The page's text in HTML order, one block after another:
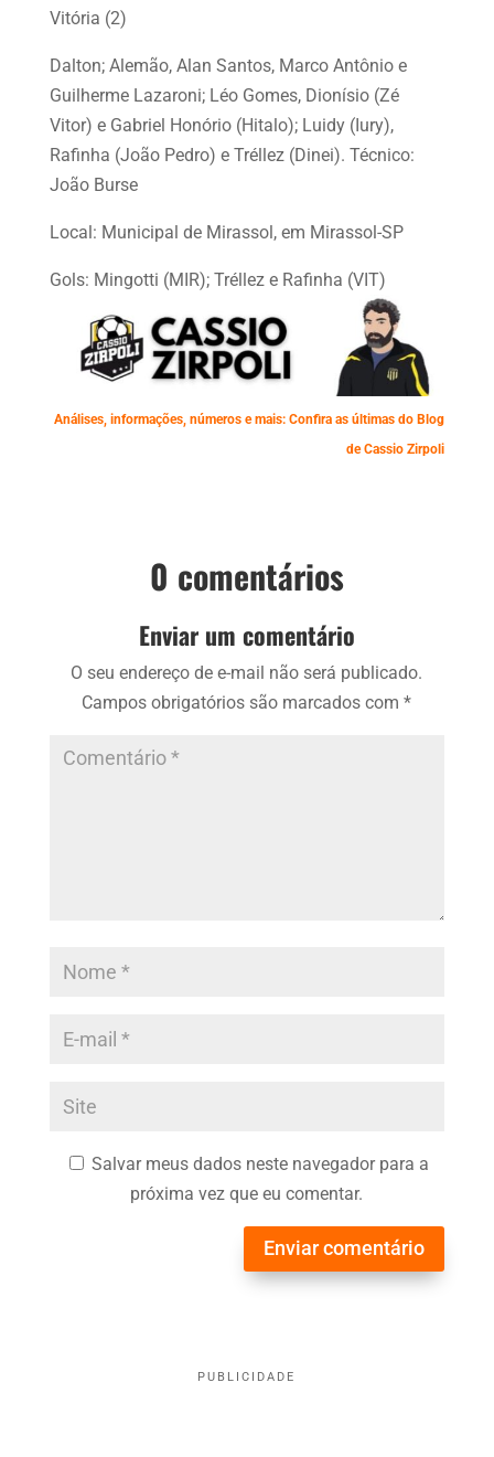
Vitória (2)
Dalton; Alemão, Alan Santos, Marco Antônio e
Guilherme Lazaroni; Léo Gomes, Dionísio (Zé
Vitor) e Gabriel Honório (Hitalo); Luidy (Iury),
Rafinha (João Pedro) e Tréllez (Dinei). Técnico:
João Burse
Local: Municipal de Mirassol, em Mirassol-SP
Gols: Mingotti (MIR); Tréllez e Rafinha (VIT)
Análises, informações, números e mais: Confira as últimas do Blog
de Cassio Zirpoli
0 comentários
Enviar um comentário
O seu endereço de e-mail não será publicado.
Campos obrigatórios são marcados com*
Salvar meus dados neste navegador para a
próxima vez que eu comentar.
Enviar comentário
PUBLICIDADE